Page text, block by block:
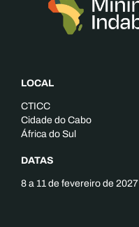
LOCAL
CTICC
Cidade do Cabo
África do Sul
DATAS
8 a 11 de fevereiro de 2027